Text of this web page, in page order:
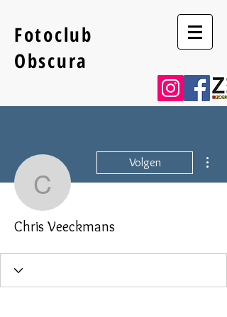
Fotoclub
Obscura
Chris Veeckmans
Volgen
Chris Veeckmans